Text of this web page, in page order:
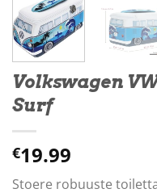
Volkswagen
Surf
€19.99
Stoere robuuste